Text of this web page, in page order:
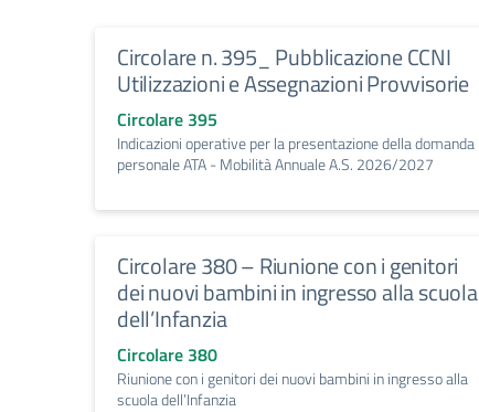
Circolare n. 395_ Pubblicazione CCNI
Utilizzazioni e Assegnazioni Provvisorie
Circolare 395
Indicazioni operative per la presentazione della domanda
personale ATA - Mobilità Annuale A.S. 2026/2027
Circolare 380 – Riunione con i genitori
dei nuovi bambini in ingresso alla scuola
dell’Infanzia
Circolare 380
Riunione con i genitori dei nuovi bambini in ingresso alla
scuola dell’Infanzia